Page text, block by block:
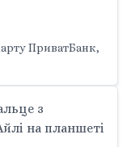
ПриватБанк,
з
на планшеті